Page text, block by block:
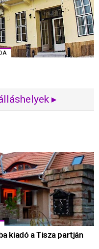
▸
kiadó a Tisza partján